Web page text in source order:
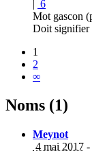
| 6
Mot gascon
Doit signifier
1
2
∞
Noms (1)
Meynot
4 mai 2017 -